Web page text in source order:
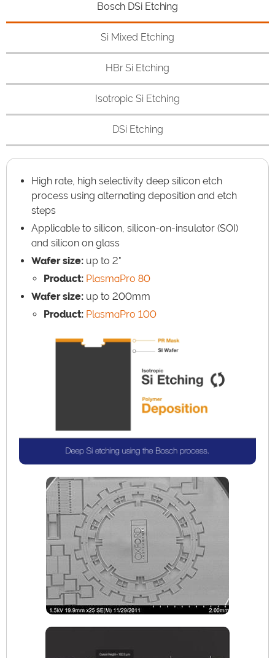
Bosch DSi Etching
Si Mixed Etching
HBr Si Etching
Isotropic Si Etching
DSi Etching
High rate, high selectivity deep silicon etch
process using alternating deposition and etch
steps
Applicable to silicon, silicon-on-insulator (SOI)
and silicon on glass
Wafer size: up to 2"
Product: PlasmaPro 80
Wafer size: up to 200mm
Product: PlasmaPro 100